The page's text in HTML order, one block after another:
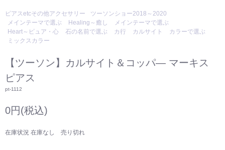
ピアスetcその他アクセサリー
ツーソンショー2018～2020
メインテーマで選ぶ
Healing～癒し
メインテーマで選ぶ
Heart～ピュア・心
石の名前で選ぶ カ行 カルサイト
カラーで選ぶ
ミックスカラー
【ツーソン】カルサイト＆コッパ― マーキス
ピアス
pt-1112
0円(税込)
在庫状況 在庫なし 売り切れ